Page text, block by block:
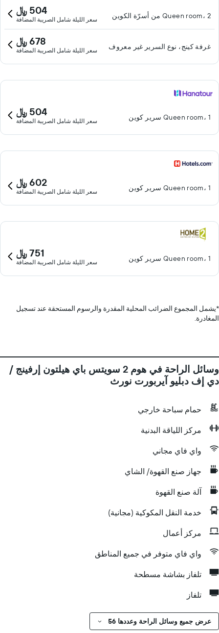
Queen room، 2 من أسرّة الكوين 504 ﷼
سعر الليلة شامل الصريبة المضافة
غرفة كينج، نوع السرير غير معروف 678 ﷼
سعر الليلة شامل الصريبة المضافة
Queen room، 1 سرير كوين 504 ﷼
سعر الليلة شامل الصريبة المضافة
Queen room، 1 سرير كوين 602 ﷼
سعر الليلة شامل الصريبة المضافة
Queen room، 1 سرير كوين 751 ﷼
سعر الليلة شامل الصريبة المضافة
*يشمل المجموع الضرائب المحلية المقدرة والرسوم المستحقة عند تسجيل
المغادرة.
وسائل الراحة في هوم 2 سويتس باي هيلتون إرفينج /
دي إف دبليو آيربورت نورث
حمام سباحة خارجي
مركز اللياقة البدنية
واي فاي مجاني
جهاز صنع القهوة/ الشاي
آلة صنع القهوة
خدمة النقل المكوكية (مجانية)
مركز أعمال
واي فاي متوفر في جميع المناطق
تلفاز بشاشة مسطحة
تلفاز
عرض جميع وسائل الراحة وعددها 56